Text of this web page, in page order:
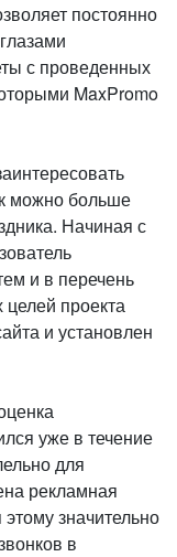
постоянно
с проведенных
MaxPromo
можно больше
Начиная с
и в перечень
проекта
и установлен
уже в течение
для
рекламная
значительно
в